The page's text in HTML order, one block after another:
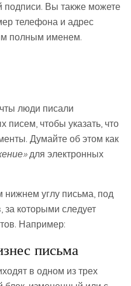
подписи. Вы также можете
телефона и адрес
полным именем.
люди писали
писем, чтобы указать, что
Думайте об этом как
для электронных
углу письма, под
которыми следует
Например:
письма
в одном из трех